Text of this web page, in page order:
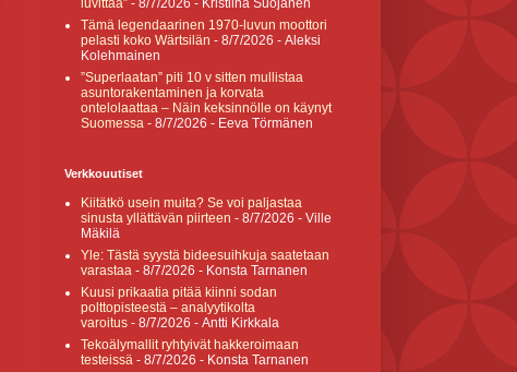
luvittaa” - 8/7/2026 - Kristiina Suojanen
Tämä legendaarinen 1970-luvun moottori
pelasti koko Wärtsilän - 8/7/2026 - Aleksi
Kolehmainen
”Superlaatan” piti 10 v sitten mullistaa
asuntorakentaminen ja korvata
ontelolaattaa – Näin keksinnölle on käynyt
Suomessa - 8/7/2026 - Eeva Törmänen
Verkkouutiset
Kiitätkö usein muita? Se voi paljastaa
sinusta yllättävän piirteen - 8/7/2026 - Ville
Mäkilä
Yle: Tästä syystä bideesuihkuja saatetaan
varastaa - 8/7/2026 - Konsta Tarnanen
Kuusi prikaatia pitää kiinni sodan
polttopisteestä – analyytikolta
varoitus - 8/7/2026 - Antti Kirkkala
Tekoälymallit ryhtyivät hakkeroimaan
testeissä - 8/7/2026 - Konsta Tarnanen